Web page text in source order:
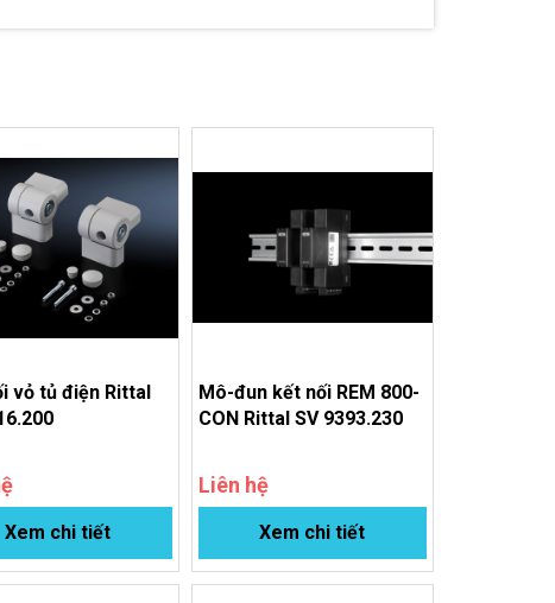
vỏ tủ điện Rittal
Xem chi tiết
Mô-đun kết nối REM 800-
CON Rittal SV 9393.230
Liên hệ
Xem chi tiết